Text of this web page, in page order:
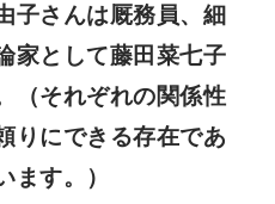
子さんは厩務員、細
家として藤田菜七子
（それぞれの関係性
りにできる存在であ
ます。）